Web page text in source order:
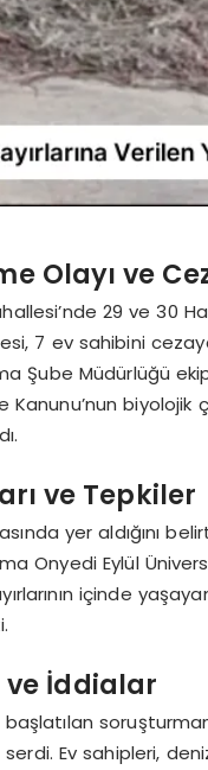
Olayı ve
29 ve 30
7 ev sahibini
Şube Müdürlüğü
biyolojik
ve Tepkiler
yer aldığını
Onyedi Eylül
içinde
ve İddialar
Ev sahipleri,